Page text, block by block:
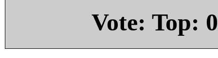
Vote: Top: 0